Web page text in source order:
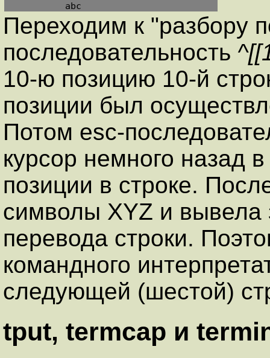
          abc
Переходим к "разбору
последовательность
10-ю позицию 10-й
позиции был
Потом esc-
курсор немного назад
позиции в строке.
символы XYZ и
перевода строки.
командного
следующей (шестой)
tput, termcap и